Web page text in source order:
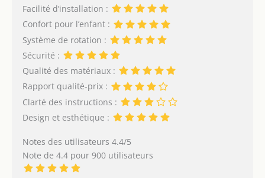
Facilité d’installation :
Confort pour l’enfant :
Système de rotation :
Sécurité :
Qualité des matériaux :
Rapport qualité-prix :
Clarté des instructions :
Design et esthétique :
Notes des utilisateurs 4.4/5
Note de 4.4 pour 900 utilisateurs